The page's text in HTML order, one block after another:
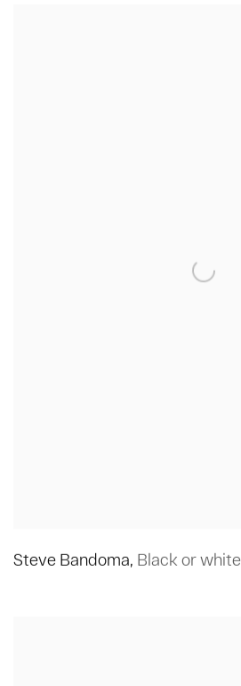
Steve Bandoma, Black or white